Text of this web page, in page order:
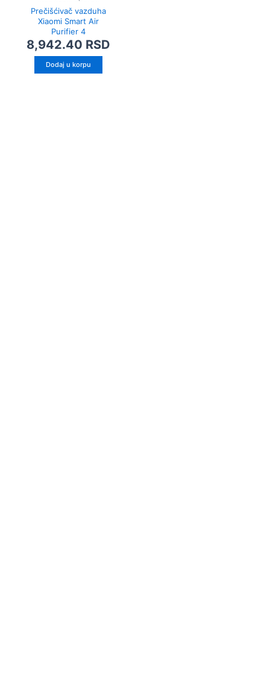
Prečišćivač vazduha
Xiaomi Smart Air
Purifier 4
8,942.40 RSD
Dodaj u korpu